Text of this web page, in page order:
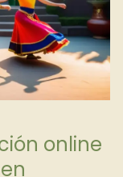
online